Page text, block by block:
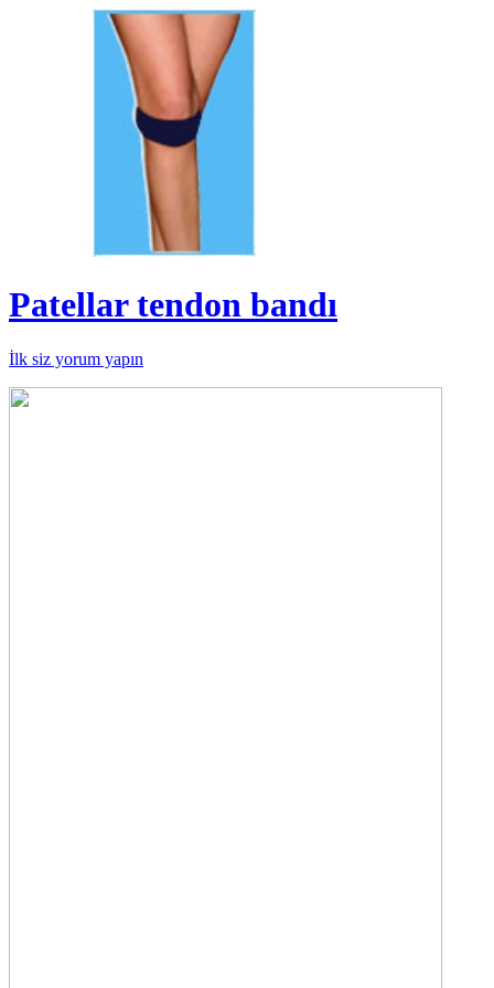
Patellar tendon bandı
İlk siz yorum yapın